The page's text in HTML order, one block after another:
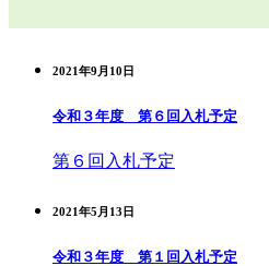
2021年9月10日
令和３年度 第６回入札予定
第６回入札予定
2021年5月13日
令和３年度 第１回入札予定